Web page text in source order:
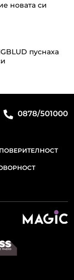
новата си
пуснаха
0878/501000